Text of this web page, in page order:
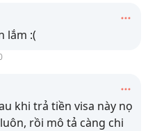
lắm :(
khi trả tiền visa này nọ
rồi mô tả càng chi